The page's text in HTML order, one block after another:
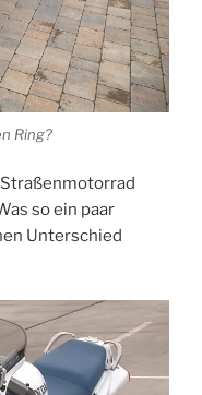
Ring?
so ein paar
Unterschied